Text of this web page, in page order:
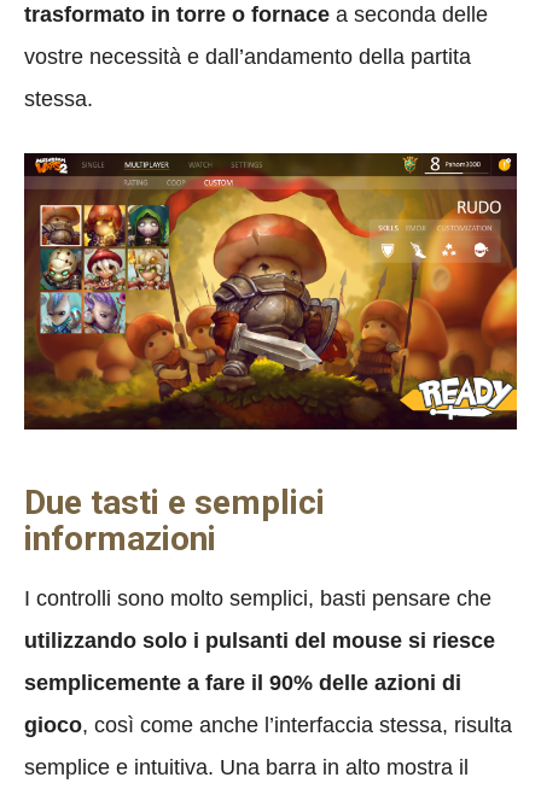
trasformato in torre o fornace a seconda delle
vostre necessità e dall’andamento della partita
stessa.
Due tasti e semplici
informazioni
I controlli sono molto semplici, basti pensare che
utilizzando solo i pulsanti del mouse si riesce
semplicemente a fare il 90% delle azioni di
gioco, così come anche l’interfaccia stessa, risulta
semplice e intuitiva. Una barra in alto mostra il